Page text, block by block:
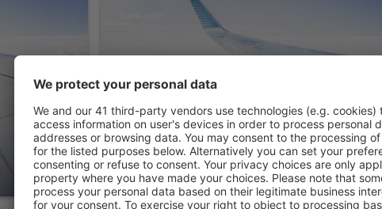
Continental
2 439Kč
Jasy, 14 srpna 2026, 2 noci